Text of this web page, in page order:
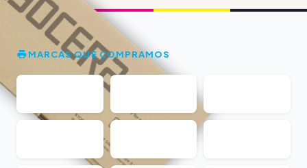
MARCAS QUE COMPRAMOS